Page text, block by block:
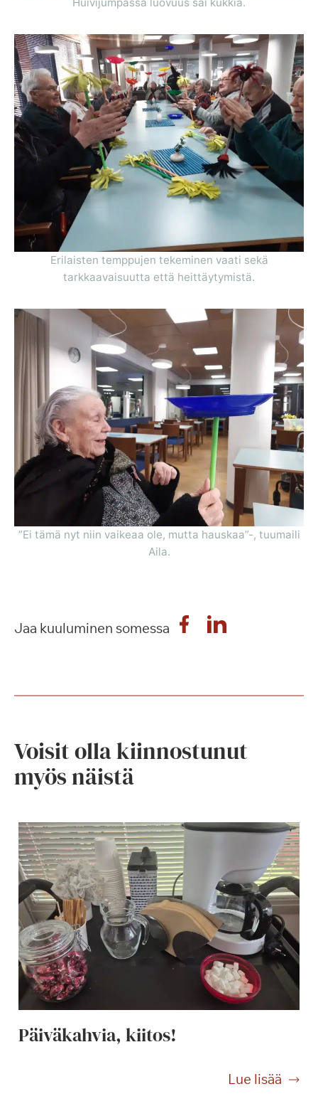
Erilaisten temppujen tekeminen vaati sekä
tarkkaavaisuutta että heittäytymistä.
”Ei tämä nyt niin vaikeaa ole, mutta hauskaa”-, tuumaili
Aila.
Jaa kuuluminen somessa
Voisit olla kiinnostunut
myös näistä
Päiväkahvia, kiitos!
Lue lisää
P